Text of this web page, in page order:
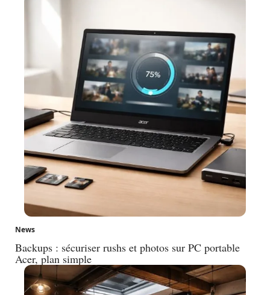
News
Backups : sécuriser rushs et photos sur PC portable
Acer, plan simple